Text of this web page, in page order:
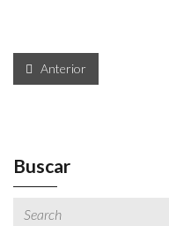
Anterior
Buscar